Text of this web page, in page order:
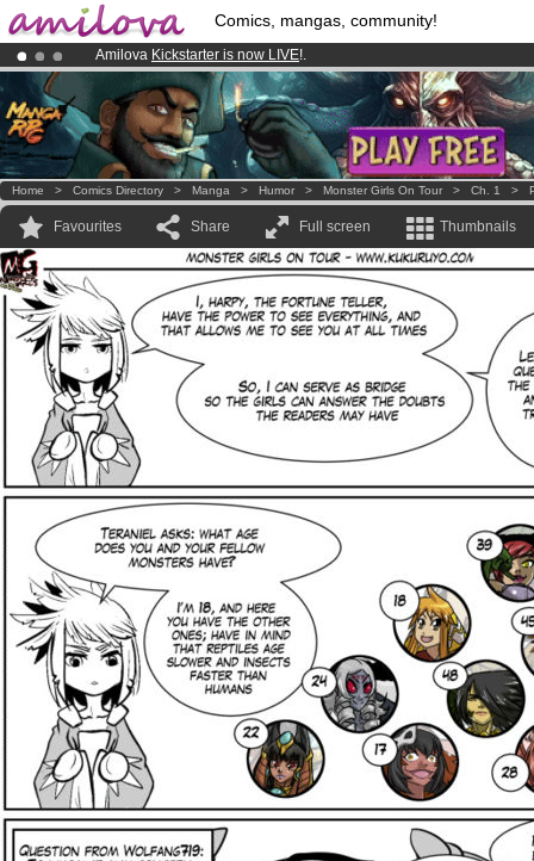
Comics, mangas, community!
Amilova Kickstarter is now LIVE!.
Already 100000membersand 1000comics & mangas!.
Premium membership from3.95 euros per month !Get membership
Home > Comics Directory > Manga > Humor > Monster Girls On Tour > Ch. 1 >
Favourites Share Full screen Thumbnails